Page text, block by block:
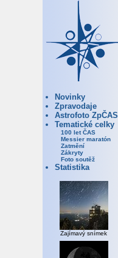
Novinky
Zpravodaje
Astrofoto ZpČAS
Tematické celky
100 let ČAS
Messier maratón
Zatmění
Zákryty
Foto soutěž
Statistika
Zajímavý snímek